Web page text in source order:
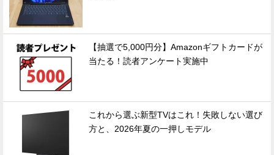
【抽選で5,000円分】Amazonギフトカードが
当たる！読者アンケート実施中
これから選ぶ新型TVはこれ！失敗しない選び
方と、2026年夏の一押しモデル